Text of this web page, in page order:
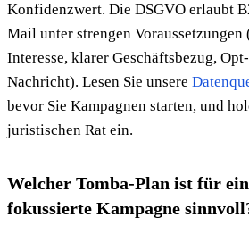
Konfidenzwert. Die DSGVO erlaubt
Mail unter strengen Voraussetzungen
Interesse, klarer Geschäftsbezug,
Nachricht). Lesen Sie unsere
bevor Sie Kampagnen starten, und
juristischen Rat ein.
Welcher Tomba-Plan ist für
fokussierte Kampagne